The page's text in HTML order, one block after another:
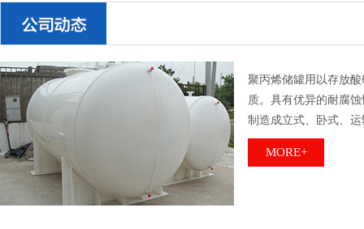
聚丙烯储罐用以存放
质。具有优异的耐腐
制造成立式、卧式、
MORE+